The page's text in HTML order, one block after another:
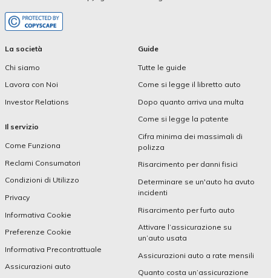
La società
Chi siamo
Lavora con Noi
Investor Relations
Il servizio
Come Funziona
Reclami Consumatori
Condizioni di Utilizzo
Privacy
Informativa Cookie
Preferenze Cookie
Informativa Precontrattuale
Assicurazioni auto
Guide
Tutte le guide
Come si legge il libretto auto
Dopo quanto arriva una multa
Come si legge la patente
Cifra minima dei massimali di
polizza
Risarcimento per danni fisici
Determinare se un'auto ha avuto
incidenti
Risarcimento per furto auto
Attivare l’assicurazione su
un’auto usata
Assicurazioni auto a rate mensili
Quanto costa un’assicurazione